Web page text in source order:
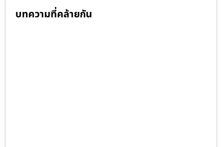
บทความที่คล้ายกัน